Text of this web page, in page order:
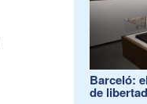
Barceló:
de libertad